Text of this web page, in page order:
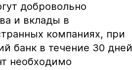
добровольно
и вклады в
компаниях, при
банк в течение 30 дней
необходимо